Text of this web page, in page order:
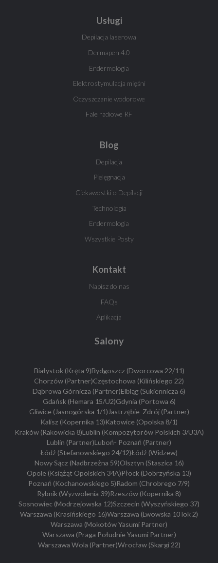
Usługi
Depilacja laserowa
Dermapen 4.0
Endermologia
Elektrostymulacja mięśni
Oczyszczanie wodorowe
Fale radiowe RF
Blog
Depilacja
Pielęgnacja
Ciekawostki o Depilacji
Technologia
Endermologia
Wszystkie Posty
Kontakt
Napisz do nas
FAQs
Aplikacja
Salony
Białystok (Kręta 9)Bydgoszcz (Dworcowa 22/11)
Chorzów (Partner)Częstochowa (Kilińskiego 22)
Dąbrowa Górnicza (Partner)Elbląg (Sukiennicza 6)
Gdańsk (Hemara 15/U2)Gdynia (Portowa 6)
Gliwice (Jasnogórska 1/1) Jastrzębie-Zdrój (Partner)
Kalisz (Kopernika 13)Katowice (Opolska 8/1)
Kraków (Rakowicka 8)Lublin (Kompozytorów Polskich 3/U3A)
Lublin (Partner)Luboń- Poznań (Partner)
Łódź (Stefanowskiego 24/12)Łódź (Widzew)
Nowy Sącz (Nadbrzeżna 59)Olsztyn (Staszica 16)
Opole (Książąt Opolskich 34A)Płock (Dobrzyńska 13)
Poznań (Kochanowskiego 5)Radom (Chrobrego 7/9)
Rybnik (Wyzwolenia 39)Rzeszów (Kopernika 8)
Sosnowiec (Modrzejowska 12)Szczecin (Wyszyńskiego 37)
Warszawa (Krasińskiego 16)Warszawa (Lwowska 10 lok 2)
Warszawa (Mokotów Yasumi Partner)
Warszawa (Praga Południe Yasumi Partner)
Warszawa Wola (Partner)Wrocław (Skargi 22)